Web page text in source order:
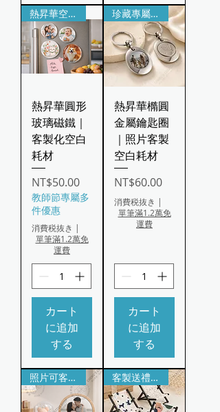
熱昇華空白耗材｜圖案可客製
熱昇華圓形
玻璃磁鐵｜
客製化空白
耗材
価格
NT$50.00
教師節專屬多
件優惠
消費税抜き |
單筆滿1.2萬免
運費
カート
に追加
する
珍藏專屬回憶｜照片可客製
熱昇華橢圓
金屬鑰匙圈
｜照片客製
空白耗材
価格
NT$60.00
消費税抜き |
單筆滿1.2萬免
運費
カート
に追加
する
照片可客製｜質感紀念禮品 客製送禮推薦